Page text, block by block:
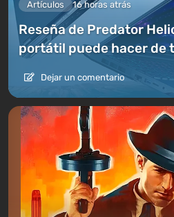
Artículos 16 horas atrás
Reseña de Predator
portátil puede hacer de
Dejar un comentario